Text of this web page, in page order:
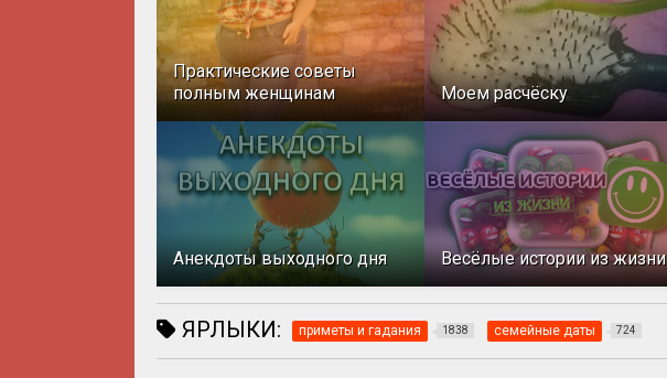
Практические советы
полным женщинам
Моем расчёску
Анекдоты выходного дня Весёлые истории из жизни
ЯРЛЫКИ: приметы и гадания 1838 семейные даты 724